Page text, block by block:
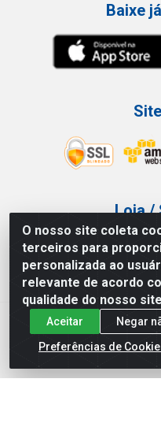
O nosso site coleta
terceiros para
personalizada ao
relevante de acordo
qualidade do nosso
Aceitar
Negar
Preferências de
Baixe
Loja /
Tel.:
Av Vautier, 587/
Atef Distribuidora LTDA
Paulo/SP - CEP 03.032-